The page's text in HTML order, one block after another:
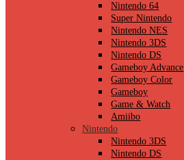
Nintendo 64
Super Nintendo
Nintendo NES
Nintendo 3DS
Nintendo DS
Gameboy Advance
Gameboy Color
Gameboy
Game & Watch
Amiibo
Nintendo
Nintendo 3DS
Nintendo DS